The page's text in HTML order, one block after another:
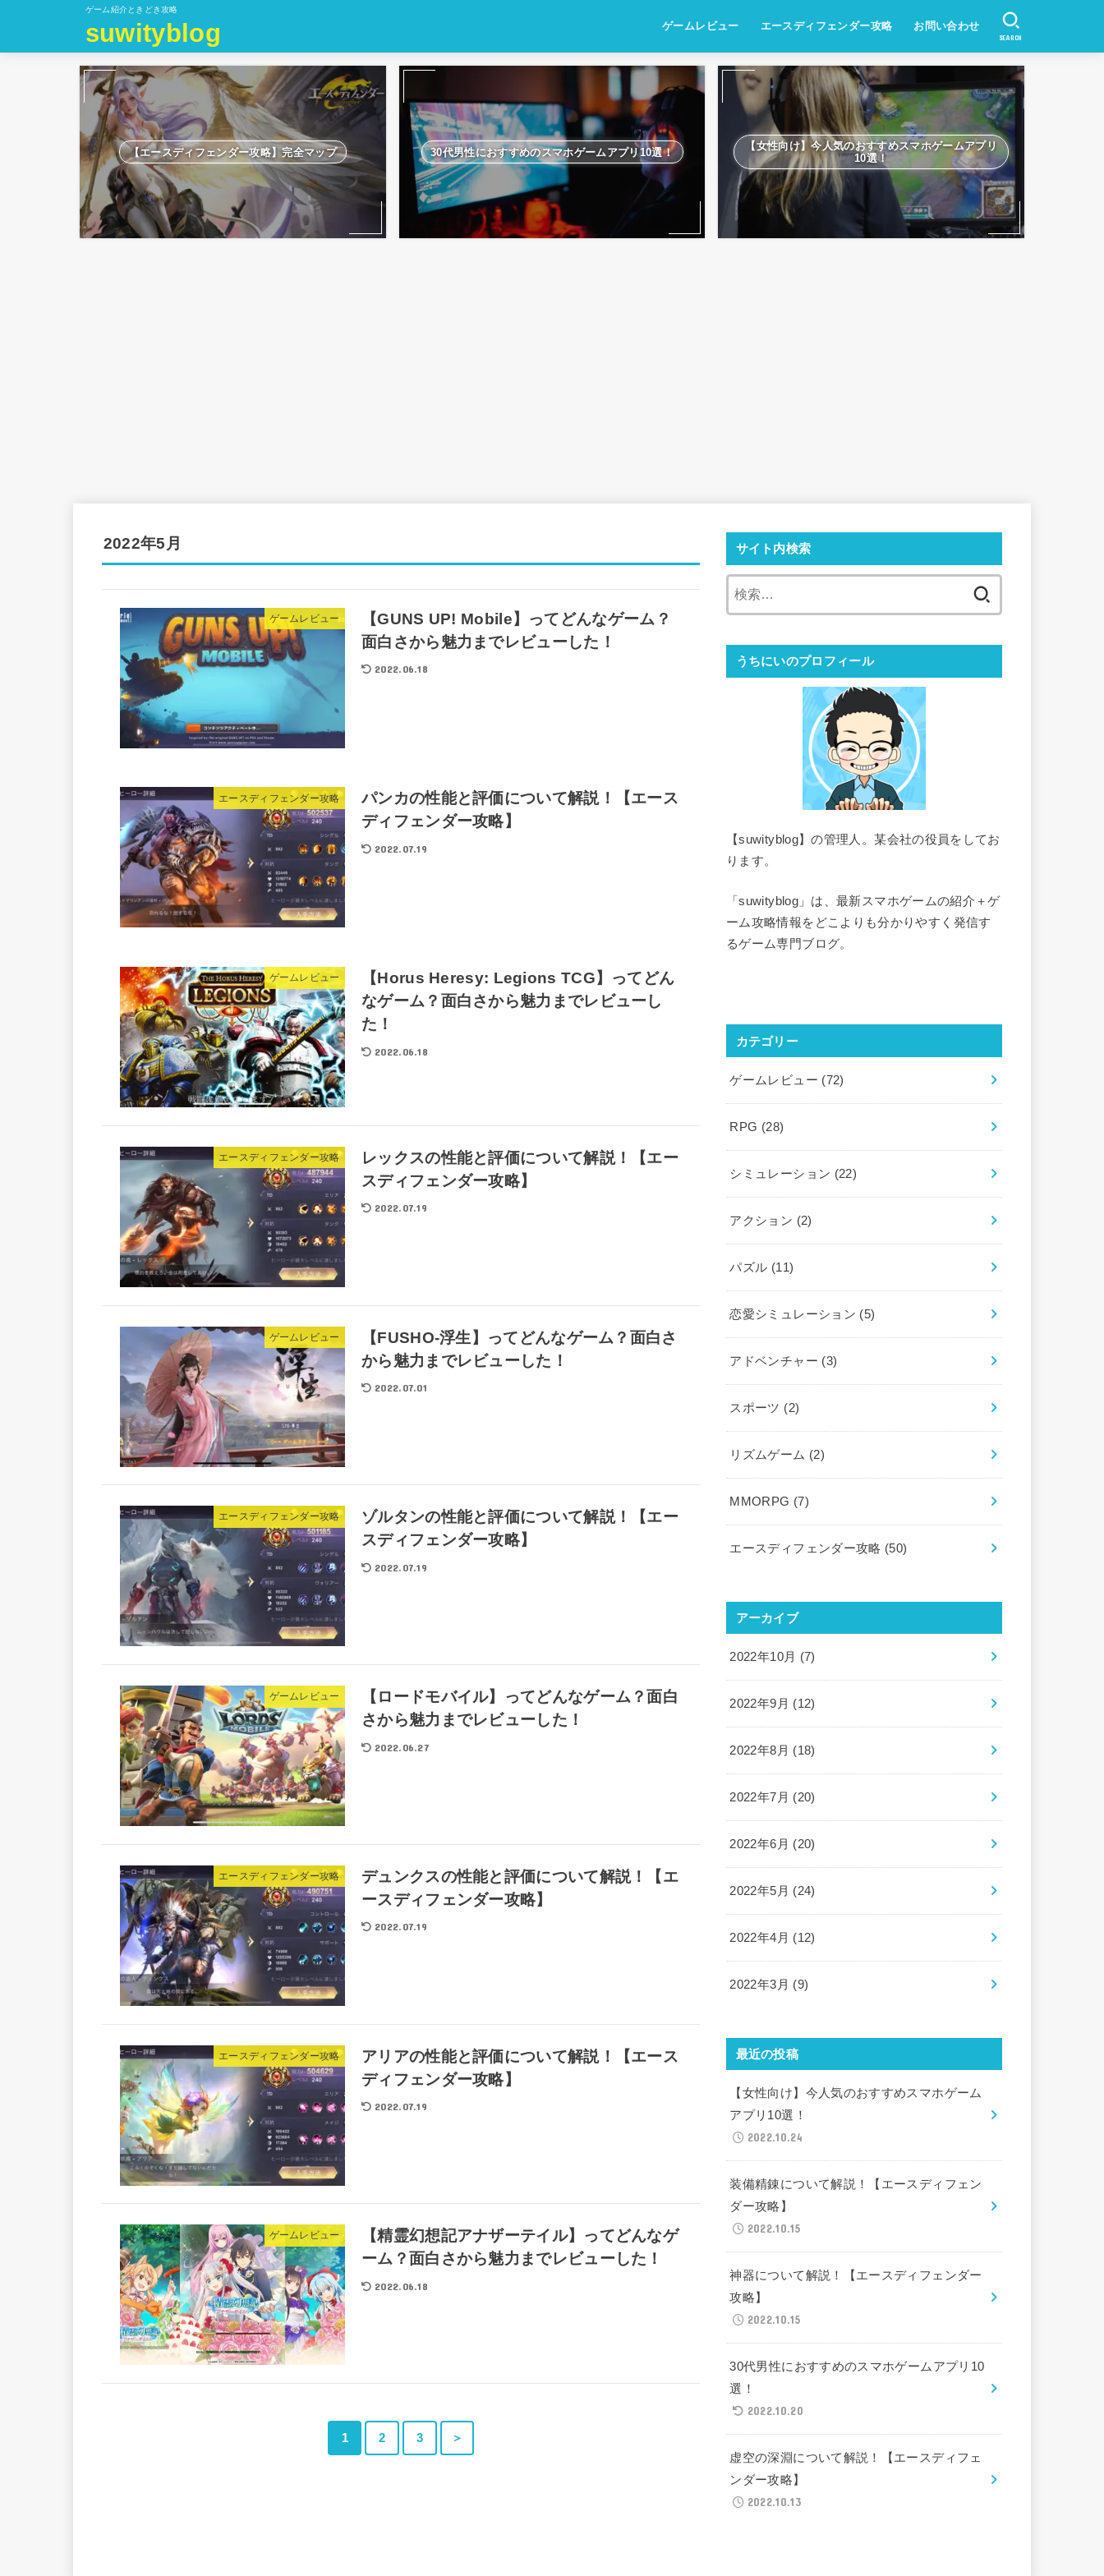
ゲーム紹介ときどき攻略
suwityblog ゲームレビュー エースディフェンダー攻略 お問い合わせ
SEARCH
【エースディフェンダー攻略】完全マップ 30代男性におすすめのスマホゲームアプリ10選！
【女性向け】今人気のおすすめスマホゲームアプリ
10選！
2022年5月
ゲームレビュー
【GUNS UP! Mobile】ってどんなゲーム？
面白さから魅力までレビューした！
2022.06.18
エースディフェンダー攻略
パンカの性能と評価について解説！【エース
ディフェンダー攻略】
2022.07.19
ゲームレビュー
【Horus Heresy: Legions TCG】ってどん
なゲーム？面白さから魅力までレビューし
た！
2022.06.18
エースディフェンダー攻略
レックスの性能と評価について解説！【エー
スディフェンダー攻略】
2022.07.19
ゲームレビュー
【FUSHO-浮生】ってどんなゲーム？面白さ
から魅力までレビューした！
2022.07.01
エースディフェンダー攻略
ゾルタンの性能と評価について解説！【エー
スディフェンダー攻略】
2022.07.19
ゲームレビュー
【ロードモバイル】ってどんなゲーム？面白
さから魅力までレビューした！
2022.06.27
エースディフェンダー攻略
デュンクスの性能と評価について解説！【エ
ースディフェンダー攻略】
2022.07.19
エースディフェンダー攻略
アリアの性能と評価について解説！【エース
ディフェンダー攻略】
2022.07.19
ゲームレビュー
【精霊幻想記アナザーテイル】ってどんなゲ
ーム？面白さから魅力までレビューした！
2022.06.18
1 2 3 ＞
サイト内検索
うちにいのプロフィール
【suwityblog】の管理人。某会社の役員をしてお
ります。
「suwityblog」は、最新スマホゲームの紹介＋ゲ
ーム攻略情報をどこよりも分かりやすく発信す
るゲーム専門ブログ。
カテゴリー
ゲームレビュー (72)
RPG (28)
シミュレーション (22)
アクション (2)
パズル (11)
恋愛シミュレーション (5)
アドベンチャー (3)
スポーツ (2)
リズムゲーム (2)
MMORPG (7)
エースディフェンダー攻略 (50)
アーカイブ
2022年10月 (7)
2022年9月 (12)
2022年8月 (18)
2022年7月 (20)
2022年6月 (20)
2022年5月 (24)
2022年4月 (12)
2022年3月 (9)
最近の投稿
【女性向け】今人気のおすすめスマホゲーム
アプリ10選！
2022.10.24
装備精錬について解説！【エースディフェン
ダー攻略】
2022.10.15
神器について解説！【エースディフェンダー
攻略】
2022.10.15
30代男性におすすめのスマホゲームアプリ10
選！
2022.10.20
虚空の深淵について解説！【エースディフェ
ンダー攻略】
2022.10.13